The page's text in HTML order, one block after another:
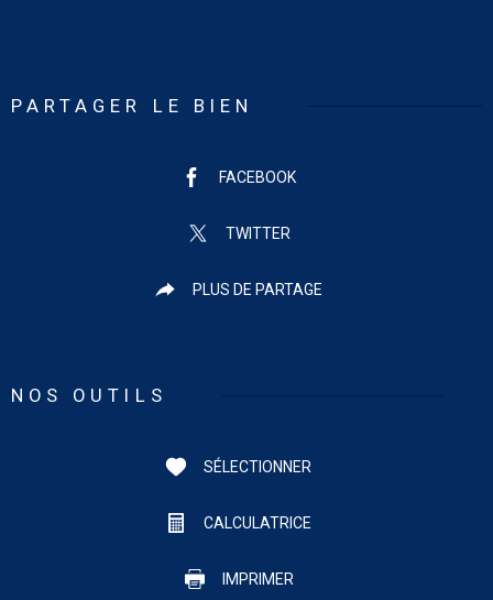
PARTAGER LE BIEN
FACEBOOK
TWITTER
PLUS DE PARTAGE
NOS OUTILS
SÉLECTIONNER
CALCULATRICE
IMPRIMER